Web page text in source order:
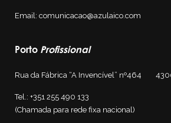
Email: comunicacao@azulaico.com
Porto Profissional
Rua da Fábrica “A Invencível” nº464
Tel.: +351 255 490 133
(Chamada para rede fixa nacional)